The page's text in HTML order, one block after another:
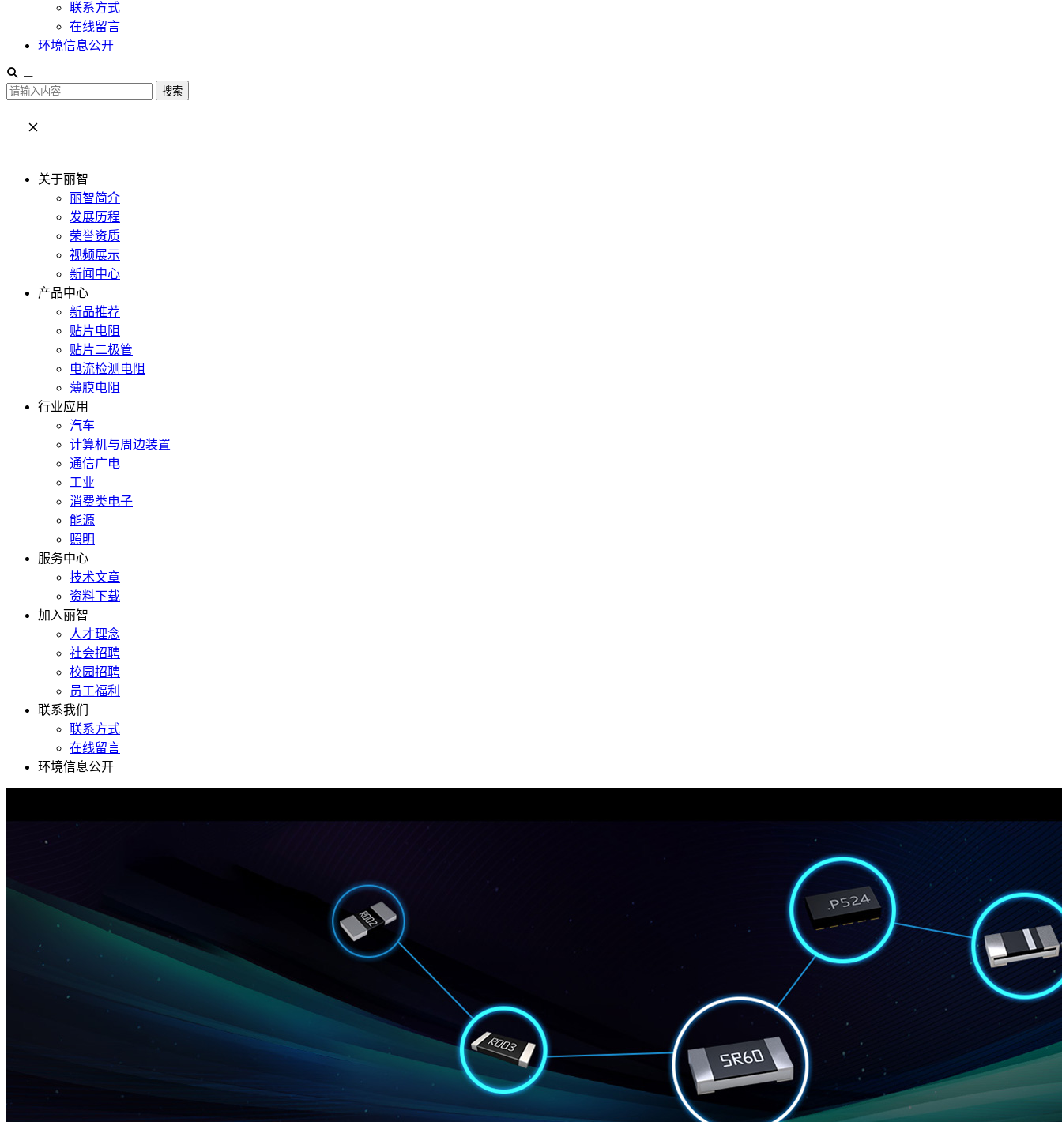
联系方式
在线留言
环境信息公开
搜索
关于丽智
丽智简介
发展历程
荣誉资质
视频展示
新闻中心
产品中心
新品推荐
贴片电阻
贴片二极管
电流检测电阻
薄膜电阻
行业应用
汽车
计算机与周边装置
通信广电
工业
消费类电子
能源
照明
服务中心
技术文章
资料下载
加入丽智
人才理念
社会招聘
校园招聘
员工福利
联系我们
联系方式
在线留言
环境信息公开